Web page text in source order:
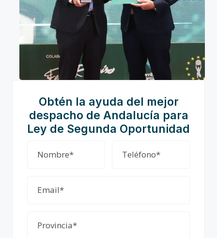
Obtén la ayuda del mejor
despacho de Andalucía para
Ley de Segunda Oportunidad